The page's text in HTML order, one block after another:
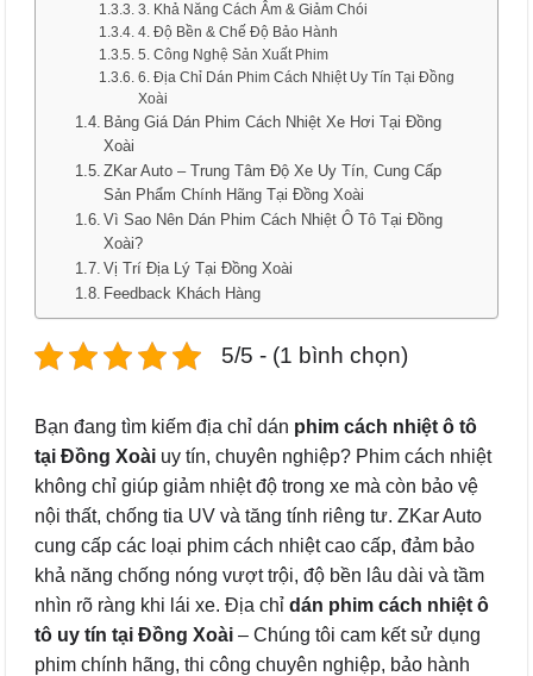
3. Khả Năng Cách Âm & Giảm Chói
4. Độ Bền & Chế Độ Bảo Hành
5. Công Nghệ Sản Xuất Phim
6. Địa Chỉ Dán Phim Cách Nhiệt Uy Tín Tại Đồng
Xoài
Bảng Giá Dán Phim Cách Nhiệt Xe Hơi Tại Đồng
Xoài
ZKar Auto – Trung Tâm Độ Xe Uy Tín, Cung Cấp
Sản Phẩm Chính Hãng Tại Đồng Xoài
Vì Sao Nên Dán Phim Cách Nhiệt Ô Tô Tại Đồng
Xoài?
Vị Trí Địa Lý Tại Đồng Xoài
Feedback Khách Hàng
5/5 - (1 bình chọn)
Bạn đang tìm kiếm địa chỉ dán phim cách nhiệt ô tô
tại Đồng Xoài uy tín, chuyên nghiệp? Phim cách nhiệt
không chỉ giúp giảm nhiệt độ trong xe mà còn bảo vệ
nội thất, chống tia UV và tăng tính riêng tư. ZKar Auto
cung cấp các loại phim cách nhiệt cao cấp, đảm bảo
khả năng chống nóng vượt trội, độ bền lâu dài và tầm
nhìn rõ ràng khi lái xe. Địa chỉ dán phim cách nhiệt ô
tô uy tín tại Đồng Xoài – Chúng tôi cam kết sử dụng
phim chính hãng, thi công chuyên nghiệp, bảo hành